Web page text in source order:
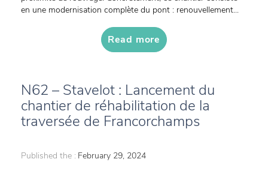
en une modernisation complète du pont : renouvellement...
Read more
N62 – Stavelot : Lancement du
chantier de réhabilitation de la
traversée de Francorchamps
Published the : February 29, 2024